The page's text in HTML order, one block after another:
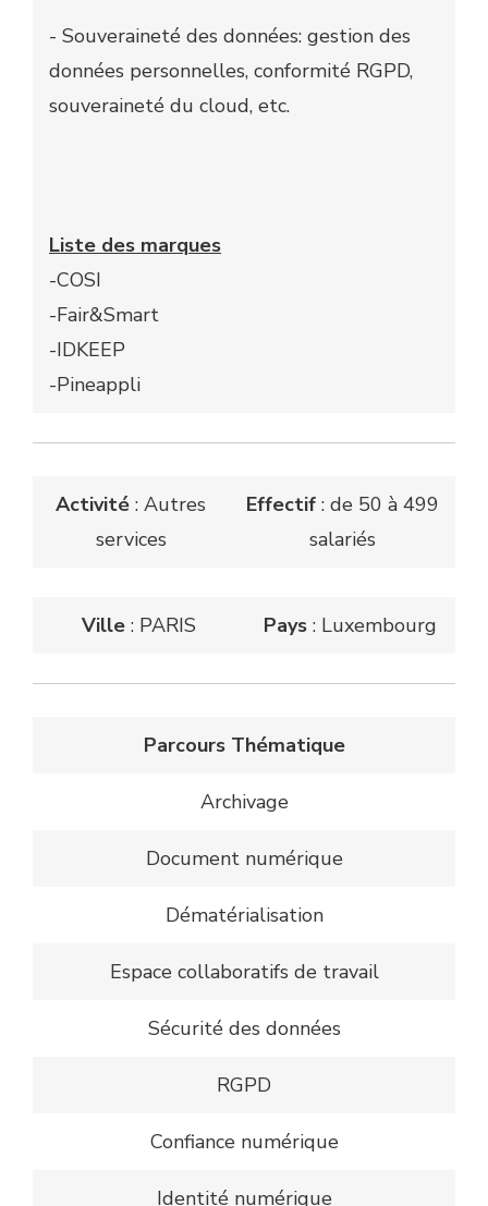
- Souveraineté des données: gestion des
données personnelles, conformité RGPD,
souveraineté du cloud, etc.
Liste des marques
-COSI
-Fair&Smart
-IDKEEP
-Pineappli
Activité : Autres
services
Effectif: de 50 à 499
salariés
Ville: PARIS Pays: Luxembourg
Parcours Thématique
Archivage
Document numérique
Dématérialisation
Espace collaboratifs de travail
Sécurité des données
RGPD
Confiance numérique
Identité numérique